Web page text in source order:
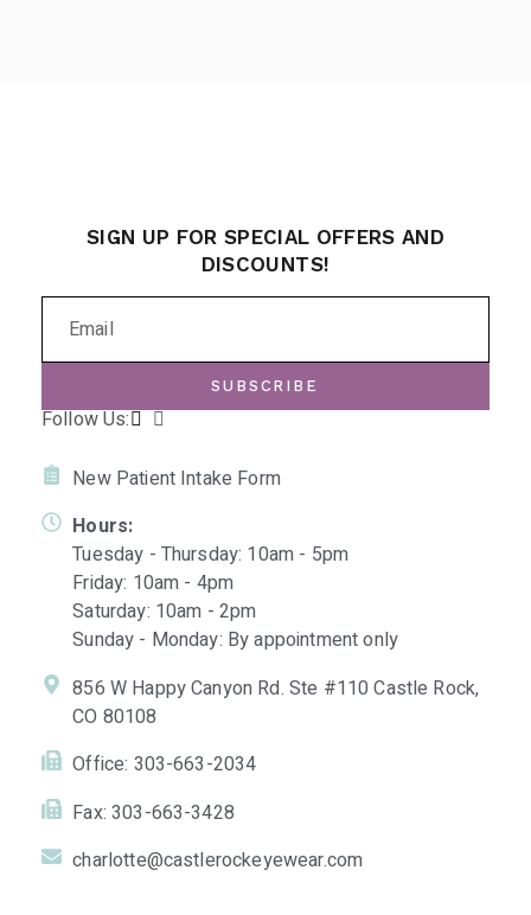
SIGN UP FOR SPECIAL OFFERS AND
DISCOUNTS!
SUBSCRIBE
Follow Us:
New Patient Intake Form
Hours:
Tuesday - Thursday: 10am - 5pm
Friday: 10am - 4pm
Saturday: 10am - 2pm
Sunday - Monday: By appointment only
856 W Happy Canyon Rd. Ste #110 Castle Rock,
CO 80108
Office: 303-663-2034
Fax: 303-663-3428
charlotte@castlerockeyewear.com